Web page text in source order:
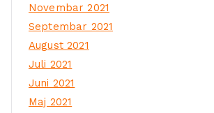
Novembar 2021
Septembar 2021
August 2021
Juli 2021
Juni 2021
Maj 2021